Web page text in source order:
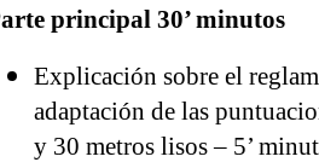
principal 30’ minutos
Explicación sobre el
adaptación de las
y 30 metros lisos – 5’